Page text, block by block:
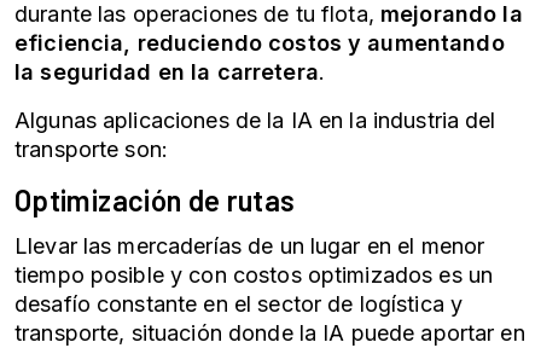
durante las operaciones de tu flota, mejorando la
eficiencia, reduciendo costos y aumentando
la seguridad en la carretera.
Algunas aplicaciones de la IA en la industria del
transporte son:
Optimización de rutas
Llevar las mercaderías de un lugar en el menor
tiempo posible y con costos optimizados es un
desafío constante en el sector de logística y
transporte, situación donde la IA puede aportar en